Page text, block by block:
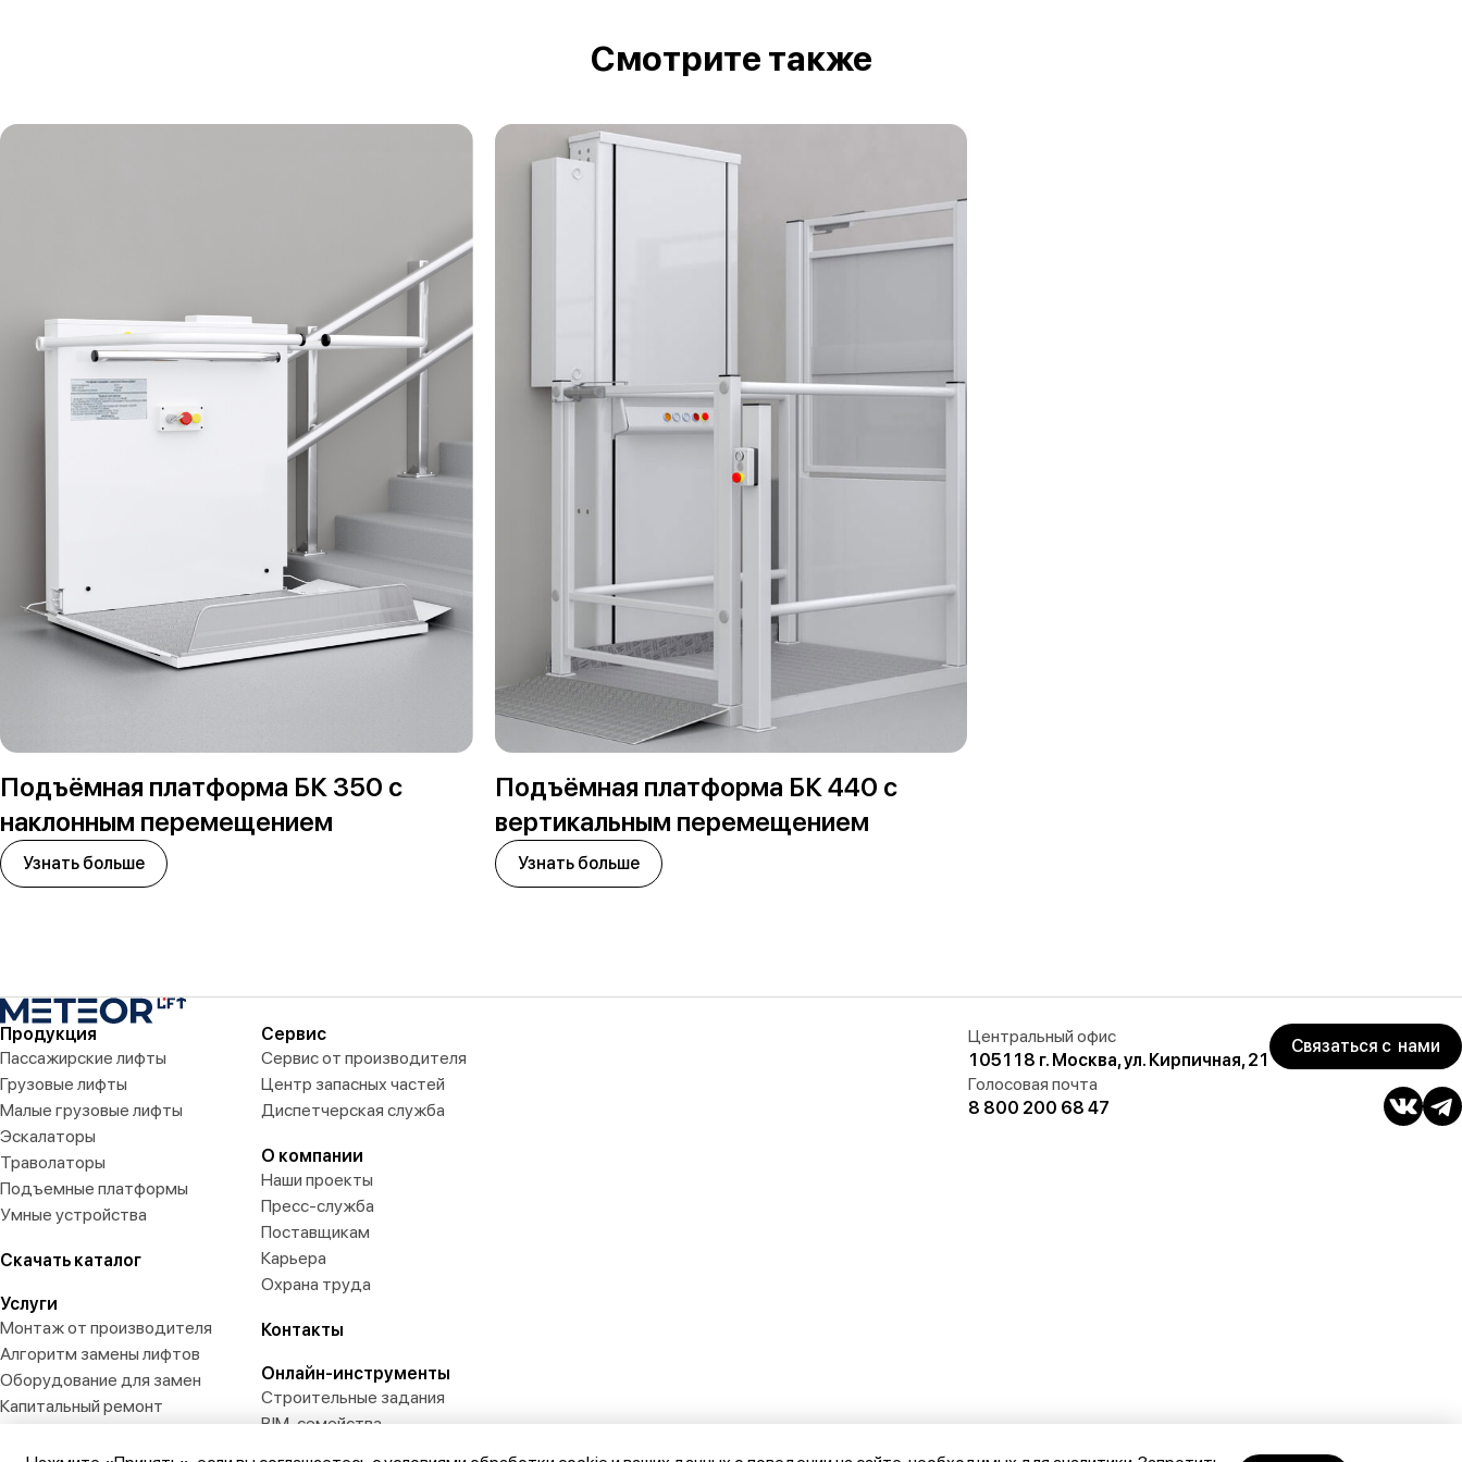
Смотрите также
Подъёмная платформа БК 350 с
наклонным перемещением
Узнать больше
Подъёмная платформа БК 440 с
вертикальным перемещением
Узнать больше
Продукция
Пассажирские лифты
Грузовые лифты
Малые грузовые лифты
Эскалаторы
Траволаторы
Подъемные платформы
Умные устройства
Скачать каталог
Услуги
Монтаж от производителя
Алгоритм замены лифтов
Оборудование для замен
Капитальный ремонт
Сервис
Сервис от производителя
Центр запасных частей
Диспетчерская служба
О компании
Наши проекты
Пресс-служба
Поставщикам
Карьера
Охрана труда
Контакты
Онлайн-инструменты
Строительные задания
BIM-семейства
Центральный офис
105118 г. Москва, ул. Кирпичная, 21
Голосовая почта
8 800 200 68 47
Связаться с нами